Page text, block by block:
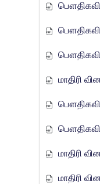
மாதிரி
பௌதிகவியல்
பௌதிகவியல்
மாதிரி
மாதிரி